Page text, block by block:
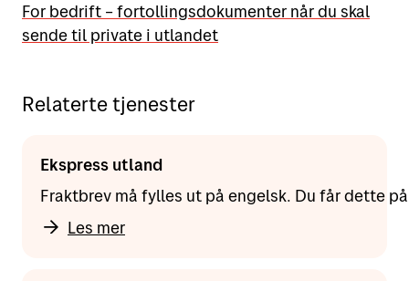
For bedrift – fortollingsdokumenter når du skal
sende til private i utlandet
Relaterte tjenester
Ekspress utland
Fraktbrev må fylles ut på engelsk. Du får dette
Les mer